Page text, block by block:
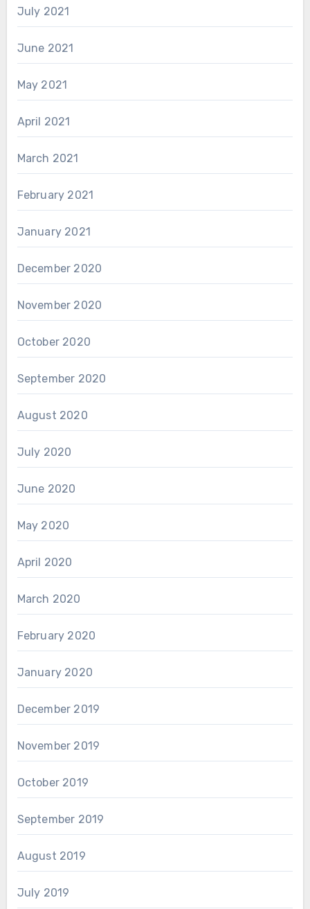
July 2021
June 2021
May 2021
April 2021
March 2021
February 2021
January 2021
December 2020
November 2020
October 2020
September 2020
August 2020
July 2020
June 2020
May 2020
April 2020
March 2020
February 2020
January 2020
December 2019
November 2019
October 2019
September 2019
August 2019
July 2019